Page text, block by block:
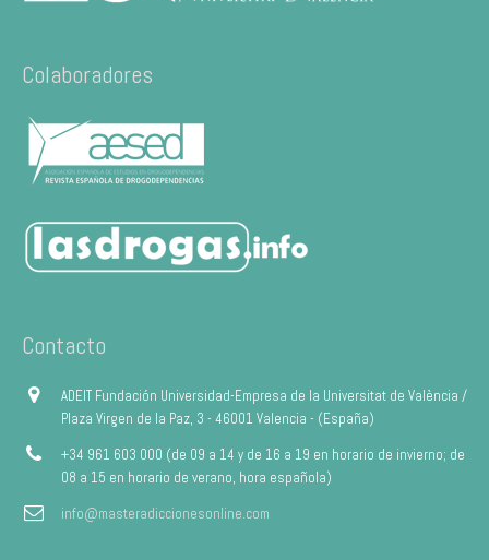
Colaboradores
Contacto
ADEIT Fundación Universidad-Empresa de la Universitat de València /
Plaza Virgen de la Paz, 3 - 46001 Valencia - (España)
+34 961 603 000 (de 09 a 14 y de 16 a 19 en horario de invierno; de
08 a 15 en horario de verano, hora española)
info@masteradiccionesonline.com